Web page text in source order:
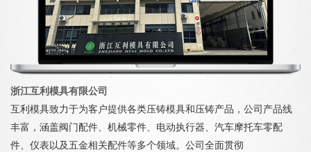
浙江互利模具有限公司
互利模具致力于为客户提供各类压铸模具和压铸产品，公司产品线
丰富，涵盖阀门配件、机械零件、电动执行器、汽车摩托车零配
件、仪表以及五金相关配件等多个领域。公司全面贯彻